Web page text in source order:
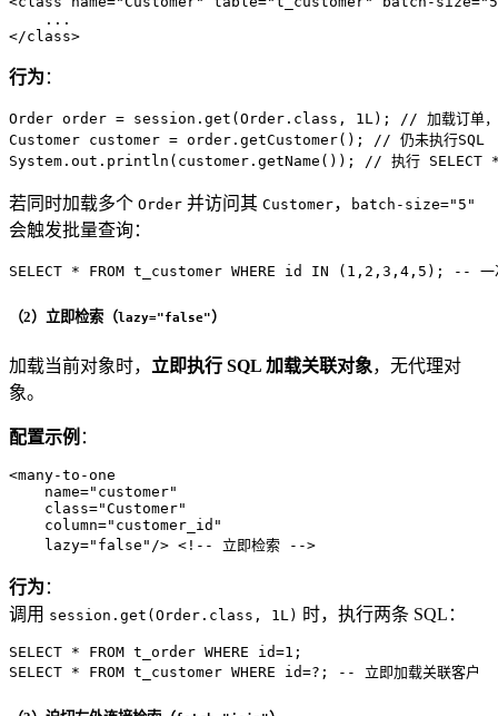
</class>
行为 ：
Order order = session.get(Order.class, 1L );
// 加载订单，
Customer customer = order.getCustomer();
// 仍未执行SQL
System.out.println(customer.getName());
// 执行 SELECT
若同时加载多个 Order 并访问其 Customer， batch-size="5"
会触发批量查询：
SELECT * FROM t_customer WHERE id IN ( 1 , 2 , 3 , 4 , 5 ); -- 一
（2）立即检索（lazy="false"）
加载当前对象时， 立即执行 SQL 加载关联对象，无代理对
象。
配置示例 ：
<many-to-one
name="customer"
class="Customer"
column="customer_id"
lazy="false" /> <!-- 立即检索 -->
行为 ：
调用 session.get(Order.class, 1L) 时，执行两条 SQL：
SELECT * FROM t_order WHERE id=1
SELECT * FROM t_customer WHERE id=?; -- 立即加载关联客户